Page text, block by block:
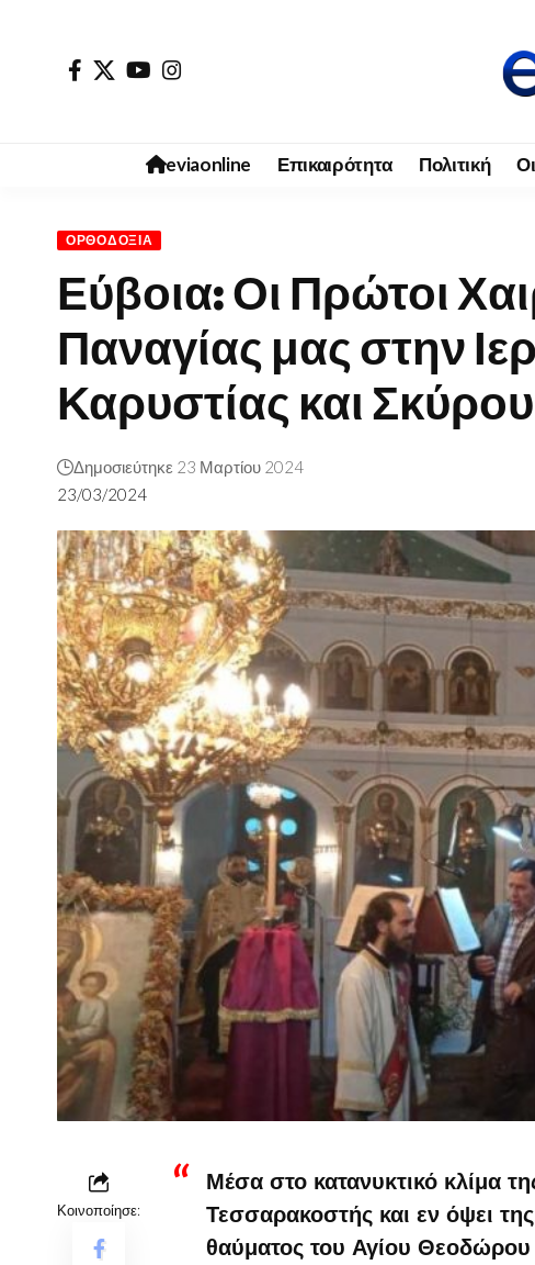
eviaonline Επικαιρότητα Πολιτική
ΟΡΘΟΔΟΞΊΑ
Εύβοια: Οι Πρώτοι
Παναγίας μας στην
Καρυστίας και Σκύρου
23/03/2024
Δημοσιεύτηκε 23 Μαρτίου 2024
Κοινοποίησε:
Μέσα στο κατανυκτικό κλίμα
Τεσσαρακοστής και εν όψει
θαύματος του Αγίου